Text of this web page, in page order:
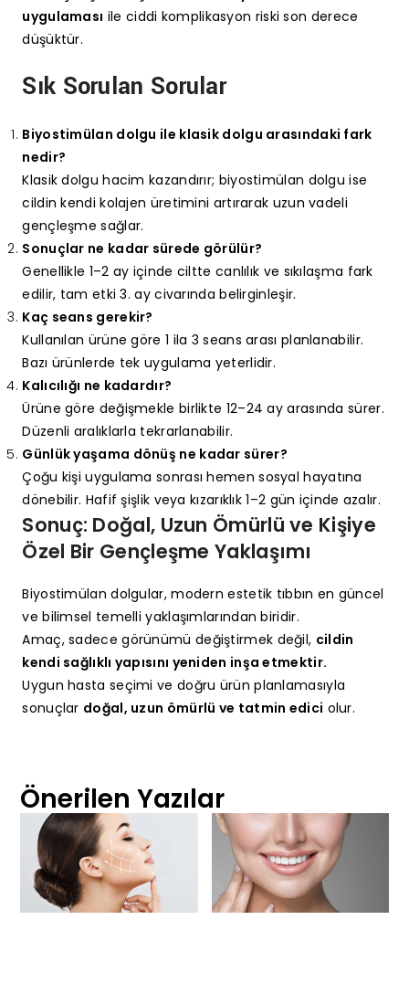
uygulaması ile ciddi komplikasyon riski son derece
düşüktür.
Sık Sorulan Sorular
Biyostimülan dolgu ile klasik dolgu arasındaki fark
nedir?
Klasik dolgu hacim kazandırır; biyostimülan dolgu ise
cildin kendi kolajen üretimini artırarak uzun vadeli
gençleşme sağlar.
Sonuçlar ne kadar sürede görülür?
Genellikle 1–2 ay içinde ciltte canlılık ve sıkılaşma fark
edilir, tam etki 3. ay civarında belirginleşir.
Kaç seans gerekir?
Kullanılan ürüne göre 1 ila 3 seans arası planlanabilir.
Bazı ürünlerde tek uygulama yeterlidir.
Kalıcılığı ne kadardır?
Ürüne göre değişmekle birlikte 12–24 ay arasında sürer.
Düzenli aralıklarla tekrarlanabilir.
Günlük yaşama dönüş ne kadar sürer?
Çoğu kişi uygulama sonrası hemen sosyal hayatına
dönebilir. Hafif şişlik veya kızarıklık 1–2 gün içinde azalır.
Sonuç: Doğal, Uzun Ömürlü ve Kişiye
Özel Bir Gençleşme Yaklaşımı
Biyostimülan dolgular, modern estetik tıbbın en güncel
ve bilimsel temelli yaklaşımlarından biridir.
Amaç, sadece görünümü değiştirmek değil, cildin
kendi sağlıklı yapısını yeniden inşa etmektir.
Uygun hasta seçimi ve doğru ürün planlamasıyla
sonuçlar doğal, uzun ömürlü ve tatmin edici olur.
Önerilen Yazılar